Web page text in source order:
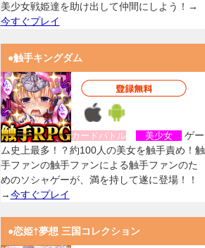
美少女戦姫達を助け出して仲間にしよう！→
今すぐプレイ
●触手キングダム
カードバトル 美少女
ゲー
ム史上最多！？約100人の美女を触手責め！触
手ファンの触手ファンによる触手ファンのた
めのソシャゲーが、満を持して遂に登場！！
→今すぐプレイ
●恋姫†夢想 三国コレクション